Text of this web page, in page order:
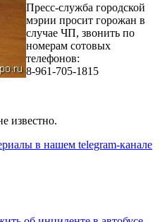
Пресс-служба городской
мэрии просит горожан в
случае ЧП, звонить по
номерам сотовых
телефонов:
8-961-705-1815
известно.
в нашем telegram-канале